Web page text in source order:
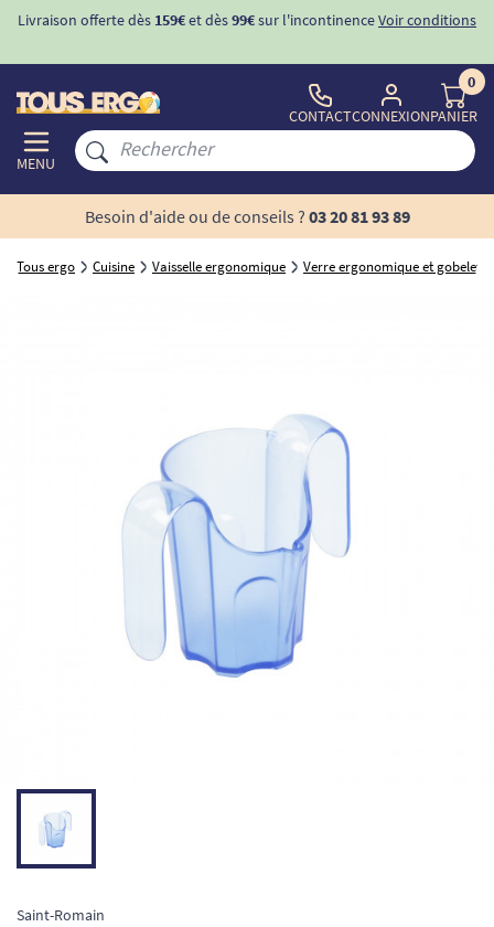
Livraison offerte dès 159€et dès99€sur l'incontinenceVoir conditions
MENU
CONTACTCONNEXION
0
PANIER
Besoin d'aide ou de conseils ? 03 20 81 93 89
Tous ergo Cuisine Vaisselle ergonomique Verre ergonomique et gobelet
Saint-Romain